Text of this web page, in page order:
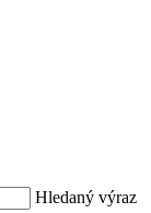
Hledaný výraz